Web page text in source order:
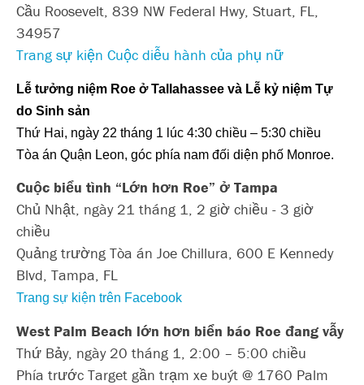
Cầu Roosevelt, 839 NW Federal Hwy, Stuart, FL,
34957
Trang sự kiện Cuộc diễu hành của phụ nữ
Lễ tưởng niệm Roe ở Tallahassee và Lễ kỷ niệm Tự
do Sinh sản
Thứ Hai, ngày 22 tháng 1 lúc 4:30 chiều – 5:30 chiều
Tòa án Quận Leon, góc phía nam đối diện phố Monroe.
Cuộc biểu tình “Lớn hơn Roe” ở Tampa
Chủ Nhật, ngày 21 tháng 1, 2 giờ chiều - 3 giờ
chiều
Quảng trường Tòa án Joe Chillura, 600 E Kennedy
Blvd, Tampa, FL
Trang sự kiện trên Facebook
West Palm Beach lớn hơn biển báo Roe đang vẫy
Thứ Bảy, ngày 20 tháng 1, 2:00 – 5:00 chiều
Phía trước Target gần trạm xe buýt @ 1760 Palm